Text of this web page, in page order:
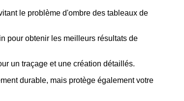
le problème d'ombre des tableaux de
pour obtenir les meilleurs résultats de
un traçage et une création détaillés.
durable, mais protège également votre